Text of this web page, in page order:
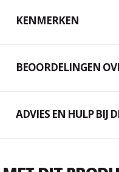
KENMERKEN
BEOORDELINGEN
ADVIES EN HULP BIJ